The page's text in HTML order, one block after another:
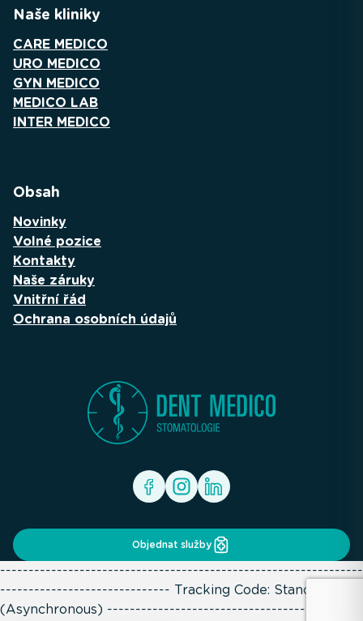
Naše kliniky
CARE MEDICO
URO MEDICO
GYN MEDICO
MEDICO LAB
INTER MEDICO
Obsah
Novinky
Volné pozice
Kontakty
Naše záruky
Vnitřní řád
Ochrana osobních údajů
Objednat služby
----------------------------------------------------------------
------------------------------ Tracking Code: Standard
(Asynchronous) ---------------------------------------------